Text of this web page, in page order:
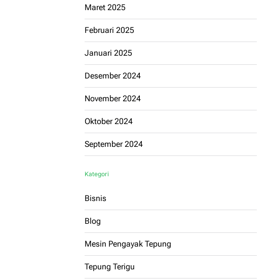
Maret 2025
Februari 2025
Januari 2025
Desember 2024
November 2024
Oktober 2024
September 2024
Kategori
Bisnis
Blog
Mesin Pengayak Tepung
Tepung Terigu